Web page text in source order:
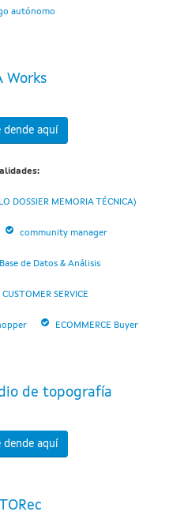
autónomo
Works
dende aquí
DOSSIER MEMORIA TÉCNICA)
community manager
de Datos & Análisis
SERVICE
ECOMMERCE Buyer
de topografía
dende aquí